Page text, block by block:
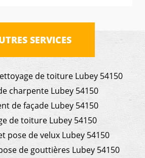
SERVICES
de toiture Lubey 54150
charpente Lubey 54150
de façade Lubey 54150
de toiture Lubey 54150
pose de velux Lubey 54150
de gouttières Lubey 54150